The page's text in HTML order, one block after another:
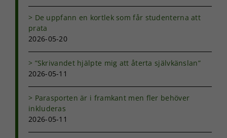
De uppfann en kortlek som får studenterna att
prata
2026-05-20
”Skrivandet hjälpte mig att återta självkänslan”
2026-05-11
Parasporten är i framkant men fler behöver
inkluderas
2026-05-11